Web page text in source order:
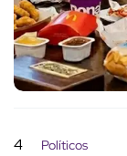
4 Políticos